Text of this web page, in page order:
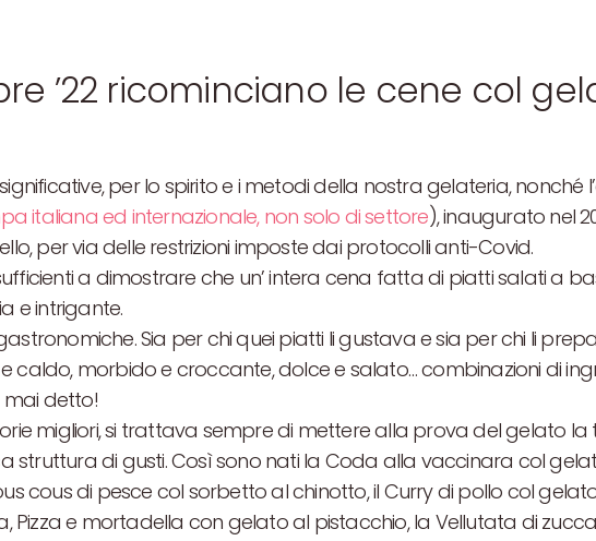
’22 ricominciano le cene col
significative, per lo spirito e i metodi della nostra gelateria,
italiana ed internazionale, non solo di settore), inaugurato nel
per via delle restrizioni imposte dai protocolli anti-Covid.
a dimostrare che un’ intera cena fatta di piatti salati a
e intrigante.
Sia per chi quei piatti li gustava e sia per chi li
caldo, morbido e croccante, dolce e salato… combinazioni di
mai detto!
migliori, si trattava sempre di mettere alla prova del gelato la
struttura di gusti. Così sono nati la Coda alla vaccinara col
cous di pesce col sorbetto al chinotto, il Curry di pollo col
Pizza e mortadella con gelato al pistacchio, la Vellutata di